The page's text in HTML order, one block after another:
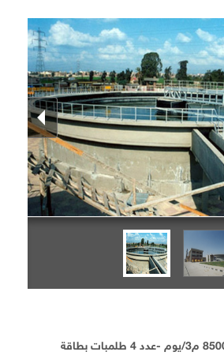
محطة رفع بطاقة 85000 م3/يوم -عدد 4 طلمبات بطاقة